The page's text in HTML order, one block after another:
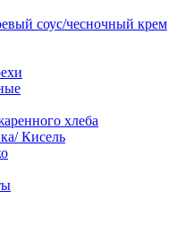
соус/чесночный крем
хлеба
Кисель